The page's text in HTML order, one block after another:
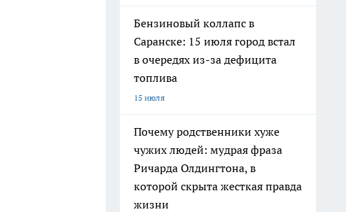
Бензиновый коллапс в
Саранске: 15 июля город встал
в очередях из-за дефицита
топлива
15 июля
Почему родственники хуже
чужих людей: мудрая фраза
Ричарда Олдингтона, в
которой скрыта жесткая правда
жизни